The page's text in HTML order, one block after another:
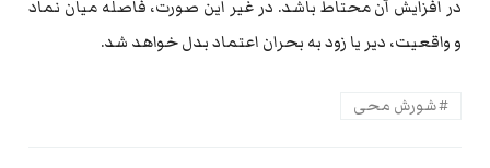
در افزایش آن محتاط باشد. در غیر این صورت، فاصله میان نماد
و واقعیت، دیر یا زود به بحران اعتماد بدل خواهد شد.
شورش محی